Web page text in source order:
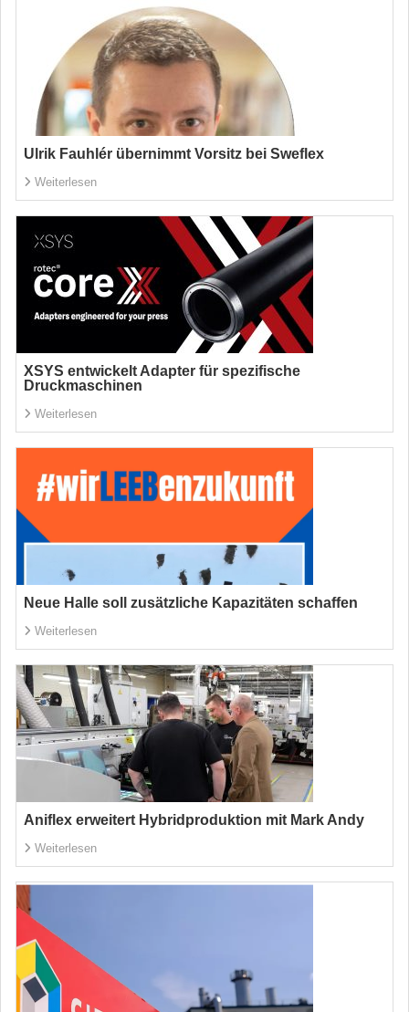
Ulrik Fauhlér übernimmt Vorsitz bei Sweflex
Weiterlesen
XSYS entwickelt Adapter für spezifische
Druckmaschinen
Weiterlesen
Neue Halle soll zusätzliche Kapazitäten schaffen
Weiterlesen
Aniflex erweitert Hybridproduktion mit Mark Andy
Weiterlesen